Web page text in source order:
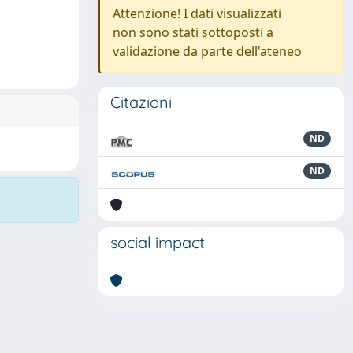
Attenzione! I dati visualizzati
non sono stati sottoposti a
validazione da parte dell'ateneo
Citazioni
ND
ND
social impact